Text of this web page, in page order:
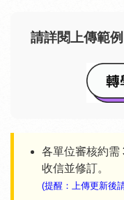
請詳閱上傳範
各單位審核約需
收信並修訂。
(提醒：上傳更新後